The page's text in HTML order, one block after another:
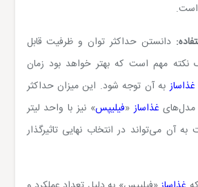
دانستن حداکثر توان و ظرفیت قابل
مهم است که بهتر خواهد بود زمان
غذاسازبه آن توجه شود. این میزان حداکثر
مدل‌های غذاساز«فیلیپس» نیز با واحد لیتر
می‌تواند در انتخاب نهایی تاثیرگذار